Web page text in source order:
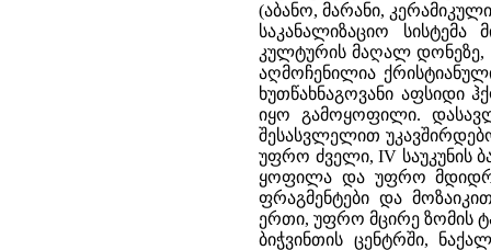
(აბანო, მარანი,
საკანალიზაციო სისტემა
კულტურის მაღალ დონეზე,
აღმოჩენილია
ხუთწახნაგოვანი აფსიდი
იყო გამოყოფილი.
შესასვლელით
უფრო ძველი, IV საუკუნის
ყოფილა და უფრო
ფრაგმენტები და
ერთი, უფრო მცირე ზომის
ბიჭვინთის ცენტრში,